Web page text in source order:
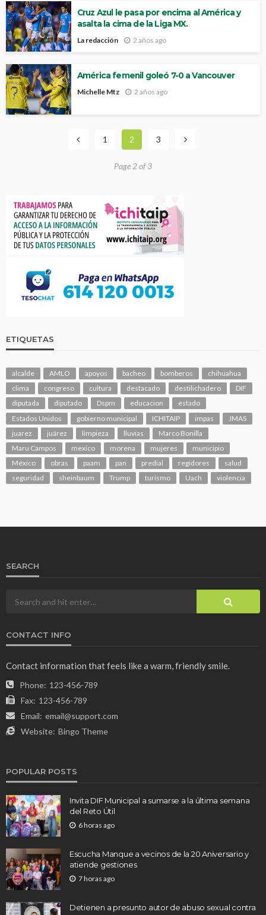
Cruz Azul le pasa por encima al América y
asalta la cima de la Liga MX.
La redacción 2 años ago
América femenil goleó 7-0 a Vancouver
Michelle Mtz 2 años ago
1 2 3
Page 2 of 3
ETIQUETAS
alcalde AMLO apoyos bacheo bomberos
chihuahua
clima
congreso cultura destacado destilichadero
DIF
diputada
diputado Dspm educacion
estado
Estados Unidos
gobierno municipal ICHITAIP impas
JMAS
juarez
juárez limpieza lluvias
Marco Bonilla
Maru Campos
mexico morena mujeres
municipio
México
obras paam pan predial regidores
salud
seguridad
sheinbaum Trump turismo Uach violencia
SEARCH
CONTACT INFO
Contact information that feels like a warm, friendly smile.
Phone: 123-456-789
Fax: 123-456-789
Email: email@support.com
Website: Bingo Theme
POPULAR POSTS
Invita DIF Municipal a sumarse a la última semana
del Reto Útil
6 horas ago
Escucha Manque a vecinos de la 20 Aniversario y
atiende gestiones
7 horas ago
Detienen a presunto autor de abuso sexual contra